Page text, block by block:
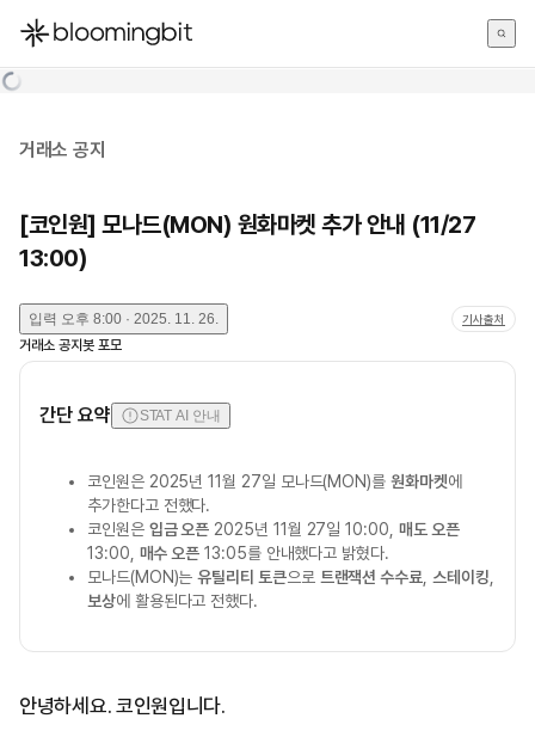
한국어
거래소 공지
[코인원] 모나드(MON) 원화마켓 추가 안내 (11/27
13:00)
입력 오후 8:00 · 2025. 11. 26. 기사출처
거래소 공지봇 포모
간단 요약 STAT AI 안내
코인원은 2025년 11월 27일 모나드(MON)를 원화마켓에
추가한다고 전했다.
코인원은 입금 오픈 2025년 11월 27일 10:00, 매도 오픈
13:00, 매수 오픈 13:05를 안내했다고 밝혔다.
모나드(MON)는유틸리티 토큰으로 트랜잭션 수수료 스테이킹
보상에 활용된다고 전했다.
안녕하세요. 코인원입니다.